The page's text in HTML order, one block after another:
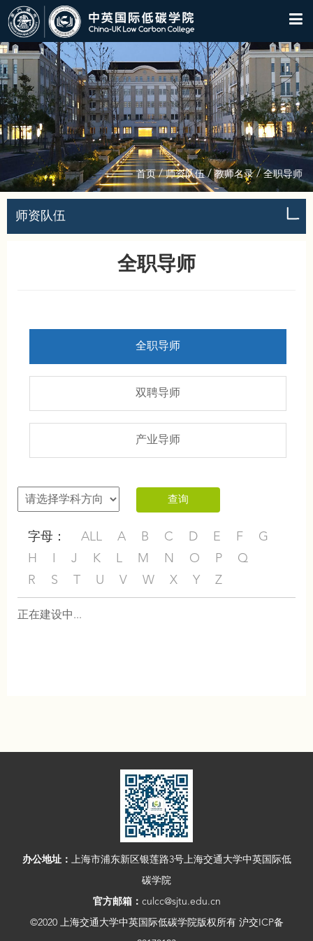
首页/师资队伍/教师名录/ 全职导师
师资队伍
全职导师
全职导师
双聘导师
产业导师
查询
字母： ALL A B C D E F
G
H
J K L M N O P
Q
R
S U V W X Y Z
正在建设中...
办公地址： 上海市浦东新区银莲路3号上海交通大学中英国际低
碳学院
官方邮箱： culcc@sjtu.edu.cn
©2020 上海交通大学中英国际低碳学院版权所有 沪交ICP备